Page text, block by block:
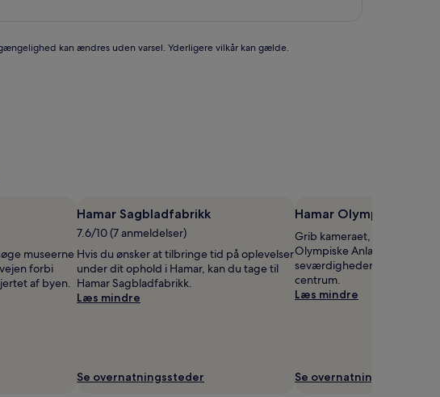
kan ændres uden varsel. Yderligere vilkår kan gælde.
museerne
forbi
af byen.
Hamar Sagbladfabrikk
7.6/10 (7 anmeldelser)
Hvis du ønsker at tilbringe tid på oplevelser
under dit ophold i Hamar, kan du tage til
Hamar Sagbladfabrikk.
Læs mindre
Se overnatningssteder
Hamar Olympiske
Grib kameraet, når du
Olympiske Anlæg, som er
seværdighederne, der ligger
centrum.
Læs mindre
Se overnatningssteder